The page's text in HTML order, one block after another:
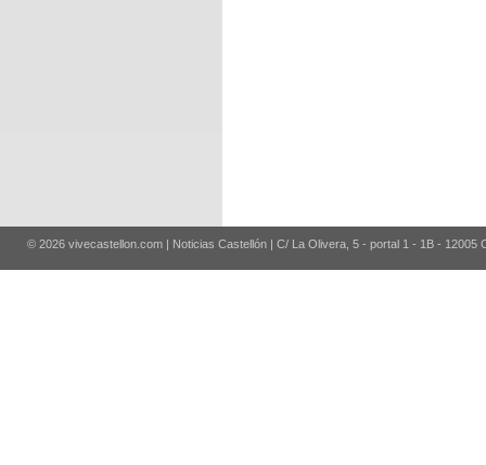
© 2026 vivecastellon.com | Noticias Castellón | C/ La Olivera, 5 - portal 1 - 1B - 12005